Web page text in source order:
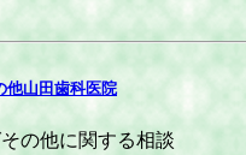
他山田歯科医院
の他に関する相談